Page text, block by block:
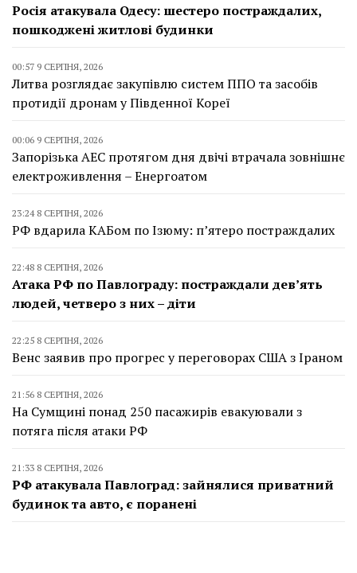
Росія атакувала Одесу: шестеро постраждалих,
пошкоджені житлові будинки
00:57 9 СЕРПНЯ, 2026
Литва розглядає закупівлю систем ППО та засобів
протидії дронам у Південної Кореї
00:06 9 СЕРПНЯ, 2026
Запорізька АЕС протягом дня двічі втрачала зовнішнє
електроживлення – Енергоатом
23:24 8 СЕРПНЯ, 2026
РФ вдарила КАБом по Ізюму: п’ятеро постраждалих
22:48 8 СЕРПНЯ, 2026
Атака РФ по Павлограду: постраждали дев’ять
людей, четверо з них – діти
22:25 8 СЕРПНЯ, 2026
Венс заявив про прогрес у переговорах США з Іраном
21:56 8 СЕРПНЯ, 2026
На Сумщині понад 250 пасажирів евакуювали з
потяга після атаки РФ
21:33 8 СЕРПНЯ, 2026
РФ атакувала Павлоград: зайнялися приватний
будинок та авто, є поранені